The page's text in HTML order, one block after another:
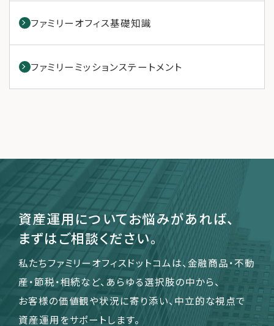
ファミリーオフィス基礎知識
ファミリーミッションステートメント
資産運用についてお悩みがあれば、
まずはご相談ください。
私たちファミリーオフィスドットコムは、金融商品・不動
産・節税・相続など、あらゆる選択肢の中から、
お客様の価値観や状況に寄り添い、中立的な視点で
資産運用をサポートします。